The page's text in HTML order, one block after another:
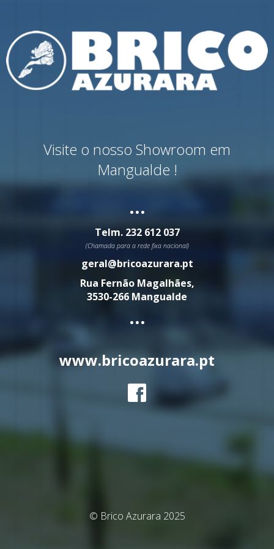
Visite o nosso Showroom em
Mangualde !
...
Telm. 232 612 037
(Chamada para a rede fixa nacional)
geral@bricoazurara.pt
Rua Fernão Magalhães,
3530-266 Mangualde
...
www.bricoazurara.pt
© Brico Azurara 2025